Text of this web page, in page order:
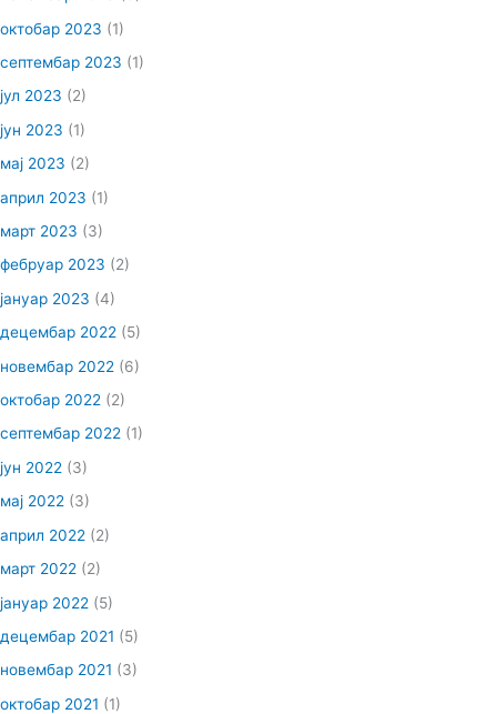
октобар 2023 (1)
септембар 2023 (1)
јул 2023 (2)
јун 2023 (1)
мај 2023 (2)
април 2023 (1)
март 2023 (3)
фебруар 2023 (2)
јануар 2023 (4)
децембар 2022 (5)
новембар 2022 (6)
октобар 2022 (2)
септембар 2022 (1)
јун 2022 (3)
мај 2022 (3)
април 2022 (2)
март 2022 (2)
јануар 2022 (5)
децембар 2021 (5)
новембар 2021 (3)
октобар 2021 (1)